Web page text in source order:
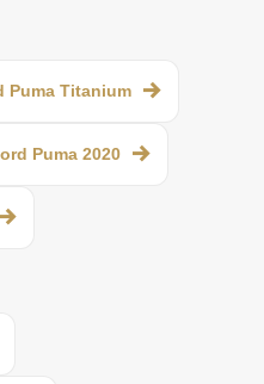
Puma Titanium
Puma 2020